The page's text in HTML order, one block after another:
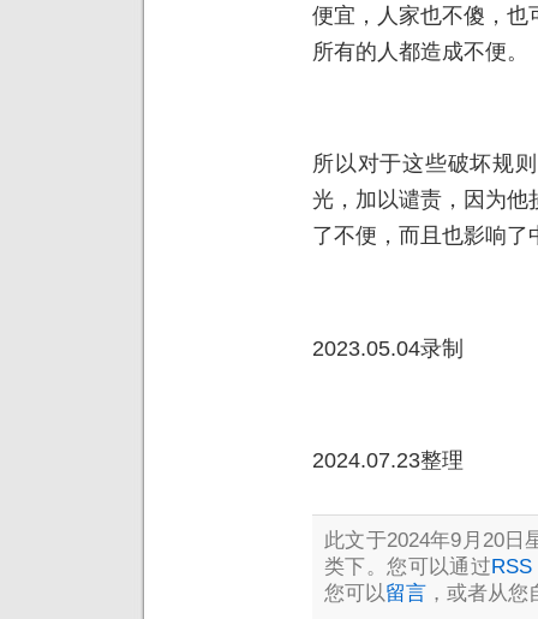
便宜，人家也不傻，也
所有的人都造成不便。
所以对于这些破坏规
光，加以谴责，因为他
了不便，而且也影响了
2023.05.04录制
2024.07.23整理
此文于2024年9月20日
类下。您可以通过
您可以留言 ，或者从